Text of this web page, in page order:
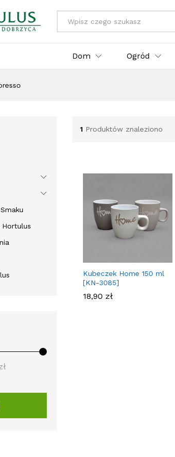
Wszystkie kategorie
Dom Ogród
1 Produktów znaleziono
Kubeczek Home 150 ml
[KN-3085]
18,90 zł
18,90 zł